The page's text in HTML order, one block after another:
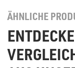
ÄHNLICHE